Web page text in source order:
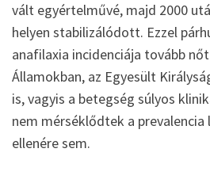
vált egyértelművé, majd 2000
helyen stabilizálódott. Ezzel
anafilaxia incidenciája tovább
Államokban, az Egyesült
is, vagyis a betegség súlyos
nem mérséklődtek a
ellenére sem.